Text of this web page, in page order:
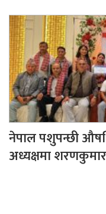
नेपाल पशुपन्छी
अध्यक्षमा